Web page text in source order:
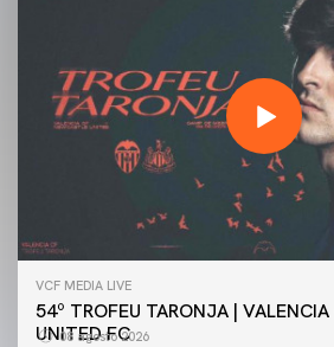
VCF MEDIA LIVE
54º TROFEU TARONJA |
UNITED FC
08 agosto 2026